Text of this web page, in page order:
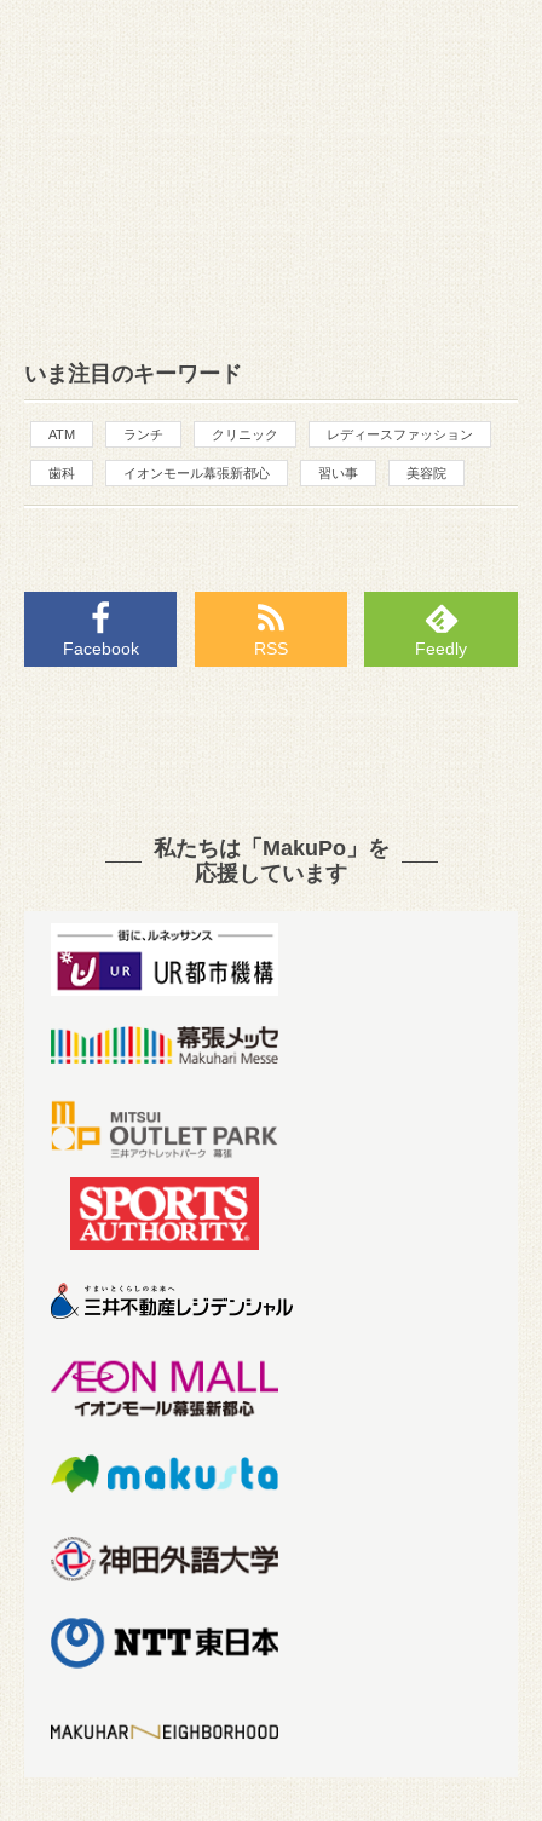
いま注目のキーワード
ATM ランチ クリニック レディースファッション
歯科 イオンモール幕張新都心 習い事 美容院
Facebook RSS Feedly
私たちは「MakuPo」を
応援しています